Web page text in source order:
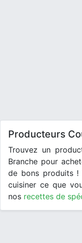
Producteurs
Trouvez un
Branche pour
de bons produits !
cuisiner ce que
nos recettes de